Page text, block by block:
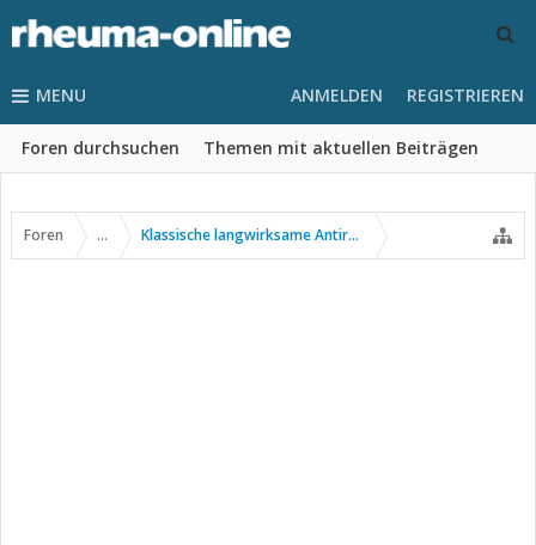
MENU
Foren durchsuchen Themen mit aktuellen Beiträgen
ANMELDEN REGISTRIEREN
Foren ... Klassische langwirksame Antirheumatika